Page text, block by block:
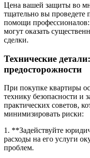
Цена вашей защиты во
тщательно вы проведете
помощи
могут оказать
сделки.
Технические
предосторожности
При покупке квартиры
технику безопасности и
практических советов,
минимизировать риски:
1. **Задействуйте
расходы на его услуги
проблем.